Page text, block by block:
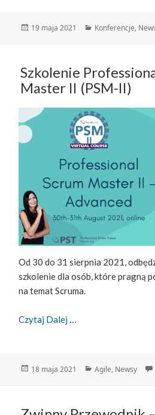
Data
19 maja 2021 Kategorie
Konferencje,
Szkolenie
Master II (PSM-II)
Od 30 do 31 sierpnia 2021,
szkolenie dla osób, które pragną
na temat Scruma.
Czytaj Dalej
Data
18 maja 2021 Kategorie
Agile, Newsy